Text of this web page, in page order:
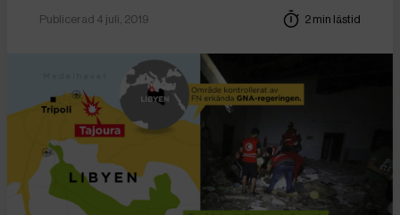
Publicerad 4 juli, 2019 2 min lästid